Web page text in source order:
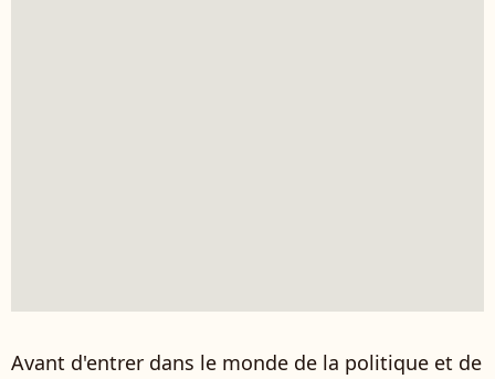
Avant d'entrer dans le monde de la politique et de